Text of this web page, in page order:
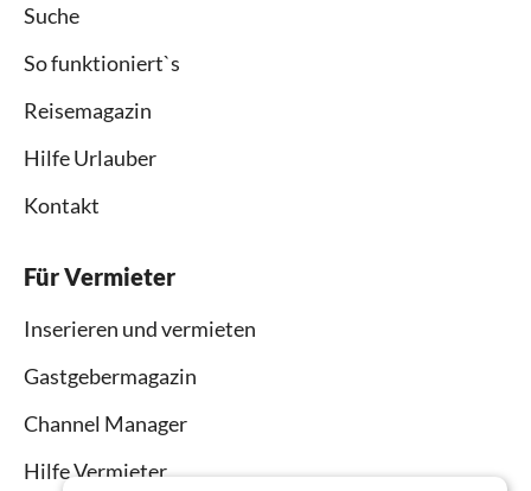
Suche
So funktioniert`s
Reisemagazin
Hilfe Urlauber
Kontakt
Für Vermieter
Inserieren und vermieten
Gastgebermagazin
Channel Manager
Hilfe Vermieter